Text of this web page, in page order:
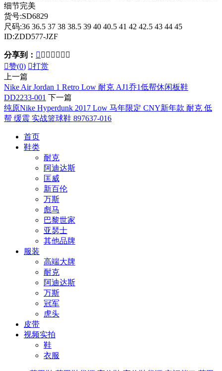
细节完美
货号:SD6829
尺码:36 36.5 37 38 38.5 39 40 40.5 41 42 42.5 43 44 45
ID:ZDD577-JZF
分享到：       
赞(0) 打赏
上一篇
Nike Air Jordan 1 Retro Low 耐克 AJ1乔1低帮休闲板鞋
DD2233-001 下一篇
纯原Nike Hyperdunk 2017 Low 马年限定 CNY新年款 耐克 低
帮 缓震 实战篮球鞋 897637-016
首页
鞋类
耐克
阿迪达斯
匡威
新百伦
万斯
彪马
巴黎世家
亚瑟士
其他品牌
服装
高端大牌
耐克
阿迪达斯
万斯
冠军
虎头
皮带
视频实拍
鞋
衣服